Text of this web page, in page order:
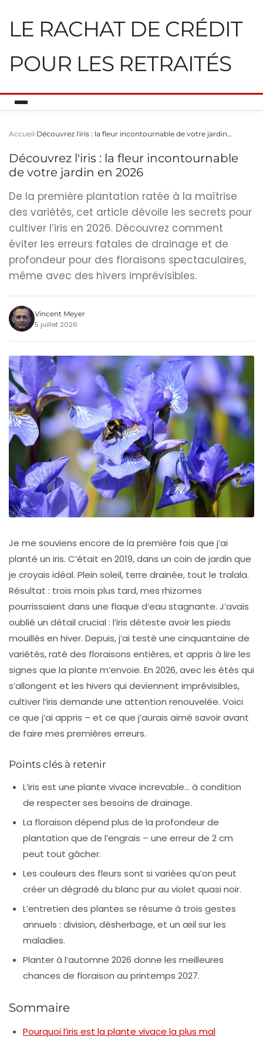
LE RACHAT DE CRÉDIT
POUR LES RETRAITÉS
Accueil Découvrez l'iris : la fleur incontournable de votre jardin…
Découvrez l'iris : la fleur incontournable
de votre jardin en 2026
De la première plantation ratée à la maîtrise
des variétés, cet article dévoile les secrets pour
cultiver l’iris en 2026. Découvrez comment
éviter les erreurs fatales de drainage et de
profondeur pour des floraisons spectaculaires,
même avec des hivers imprévisibles.
Vincent Meyer
5 juillet 2026
Je me souviens encore de la première fois que j’ai
planté un iris. C’était en 2019, dans un coin de jardin que
je croyais idéal. Plein soleil, terre drainée, tout le tralala.
Résultat : trois mois plus tard, mes rhizomes
pourrissaient dans une flaque d’eau stagnante. J’avais
oublié un détail crucial : l’iris déteste avoir les pieds
mouillés en hiver. Depuis, j’ai testé une cinquantaine de
variétés, raté des floraisons entières, et appris à lire les
signes que la plante m’envoie. En 2026, avec les étés qui
s’allongent et les hivers qui deviennent imprévisibles,
cultiver l’iris demande une attention renouvelée. Voici
ce que j’ai appris – et ce que j’aurais aimé savoir avant
de faire mes premières erreurs.
Points clés à retenir
L’iris est une plante vivace increvable… à condition
de respecter ses besoins de drainage.
La floraison dépend plus de la profondeur de
plantation que de l’engrais – une erreur de 2 cm
peut tout gâcher.
Les couleurs des fleurs sont si variées qu’on peut
créer un dégradé du blanc pur au violet quasi noir.
L’entretien des plantes se résume à trois gestes
annuels : division, désherbage, et un œil sur les
maladies.
Planter à l’automne 2026 donne les meilleures
chances de floraison au printemps 2027.
Sommaire
Pourquoi l’iris est la plante vivace la plus mal